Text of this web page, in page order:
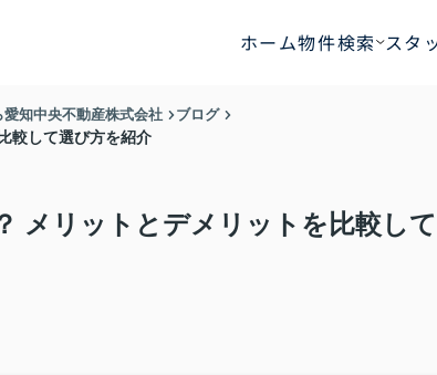
ホーム物件検索 スタ
知中央不動産株式会社
ブログ
較して選び方を紹介
メリットとデメリットを比較して